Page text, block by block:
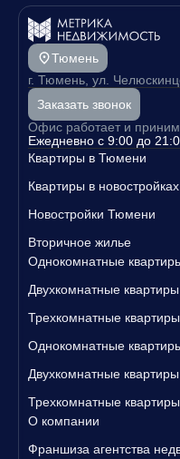
Тюмень
г. Тюмень, ул.
Заказать звонок
Офис работает и
Ежедневно с 9:00 до
Квартиры в Тюмени
Квартиры в новостройках
Новостройки Тюмени
Вторичное жилье
Однокомнатные
Двухкомнатные
Трехкомнатные
Однокомнатные
Двухкомнатные
Трехкомнатные
О компании
Франшиза агентства